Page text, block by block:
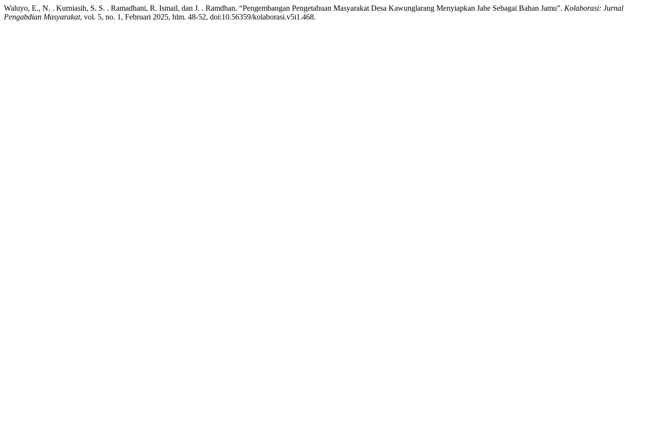
Waluyo, E., N. . Kurniasih, S. S. . Ramadhani, R. Ismail, dan J. . Ramdhan. “Pengembangan Pengetahuan Masyarakat Desa Kawunglarang Menyiapkan Jahe Sebagai Bahan Jamu”. Kolaborasi: Jurnal
Pengabdian Masyarakat, vol. 5, no. 1, Februari 2025, hlm. 48-52, doi:10.56359/kolaborasi.v5i1.468.